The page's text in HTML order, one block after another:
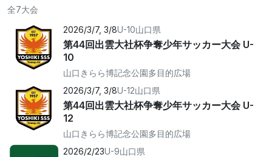
全7大会
2026/3/7, 3/8U-10山口県
第44回出雲大社杯争奪少年サッカー大会 U-
10
山口きらら博記念公園多目的広場
2026/3/7, 3/8U-12山口県
第44回出雲大社杯争奪少年サッカー大会 U-
12
山口きらら博記念公園多目的広場
2026/2/23U-9山口県